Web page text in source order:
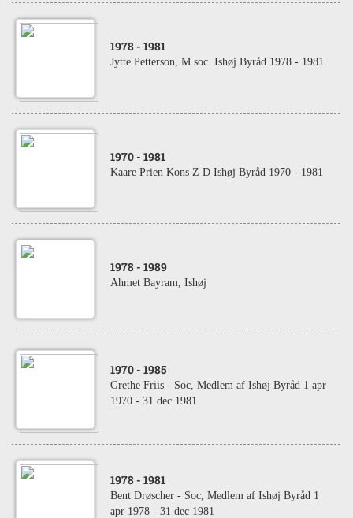
1978 - 1981
Jytte Petterson, M soc. Ishøj Byråd 1978 - 1981
1970 - 1981
Kaare Prien Kons Z D Ishøj Byråd 1970 - 1981
1978 - 1989
Ahmet Bayram, Ishøj
1970 - 1985
Grethe Friis - Soc, Medlem af Ishøj Byråd 1 apr
1970 - 31 dec 1981
1978 - 1981
Bent Drøscher - Soc, Medlem af Ishøj Byråd 1
apr 1978 - 31 dec 1981